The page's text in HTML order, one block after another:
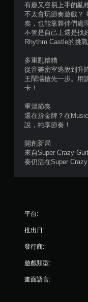
有趣又容易上手的亂
不太會玩節奏遊戲？
奏，也能靠夥伴們處
不管是自己上還是找
Rhythm Castle的挑戰
多重亂糟糟
從音樂密室逃脫到升
王鬧場搶先一步。用
卡！
重溫節奏
還在拚金牌？在
說，純享節奏！
開創新局
來自Super Crazy
奏仍活在Super
平台:
推出日:
發行商:
遊戲類型:
畫面語言: